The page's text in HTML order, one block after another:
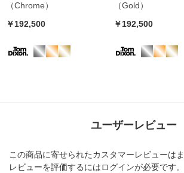
（Chrome）
￥192,500
（Gold）
￥192,500
ユーザーレビュー
この商品に寄せられたカスタマーレビューは
レビューを評価するにはログインが必要です。